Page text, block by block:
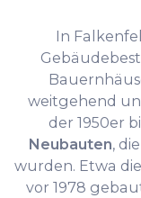
In
weitgehend
der 1950er
Neubauten,
wurden. Etwa
vor 1978